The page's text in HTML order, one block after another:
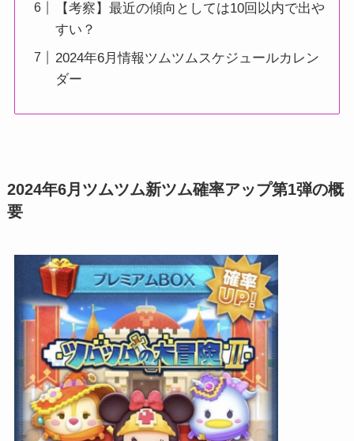
【考察】最近の傾向としては10回以内で出や
すい？
2024年6月情報ツムツムスケジュールカレン
ダー
2024年6月ツムツム新ツム確率アップ第1弾の概
要